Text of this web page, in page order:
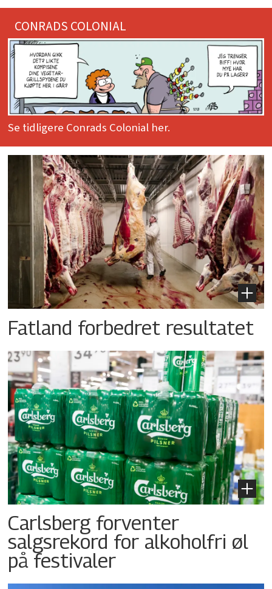
CONRADS COLONIAL
Se tidligere Conrads Colonial her.
Fatland forbedret resultatet
Carlsberg forventer
salgsrekord for alkoholfri øl
på festivaler